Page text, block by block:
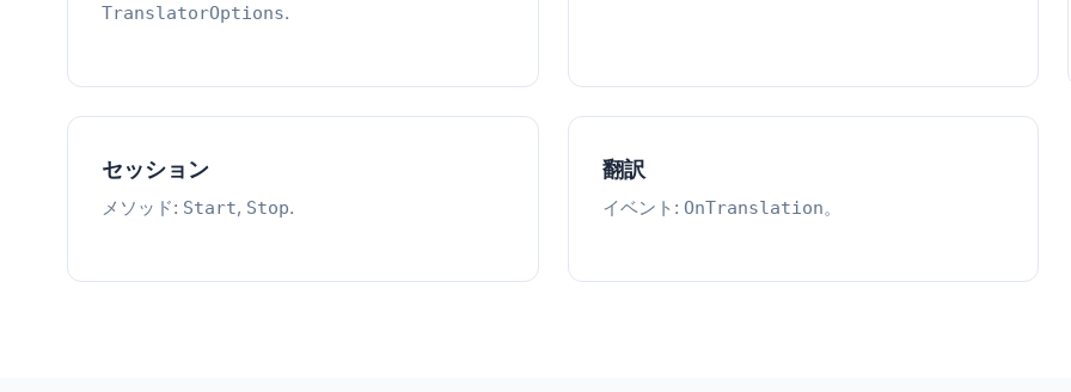
TranslatorOptions.
セッション
メソッド: Start, Stop.
翻訳
イベント: OnTranslation。